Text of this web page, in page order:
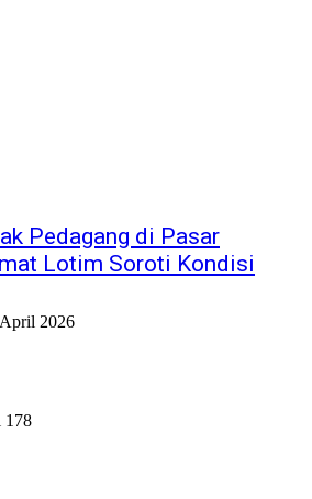
Pedagang di Pasar
Lotim Soroti Kondisi
2026
178